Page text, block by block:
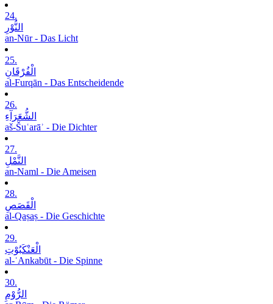
24.
النُّوْرِ
an-Nūr - Das Licht
25.
الْفُرْقَانِ
al-Furqān - Das Entscheidende
26.
الشُّعَرَآءِ
aš-Šuʿarāʾ - Die Dichter
27.
النَّمْلِ
an-Naml - Die Ameisen
28.
الْقَصَصِ
al-Qaṣaṣ - Die Geschichte
29.
الْعَنْکَبُوْتِ
al-ʿAnkabūt - Die Spinne
30.
الرُّوْمِ